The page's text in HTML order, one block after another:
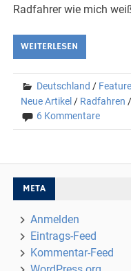
Radfahrer wie mich
WEITERLESEN
Deutschland /
Neue Artikel / Radfahren
6 Kommentare
META
Anmelden
Eintrags-Feed
Kommentar-Feed